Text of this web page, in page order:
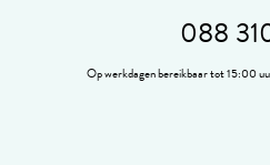
088
Op werkdagen bereikbaar tot 15:00